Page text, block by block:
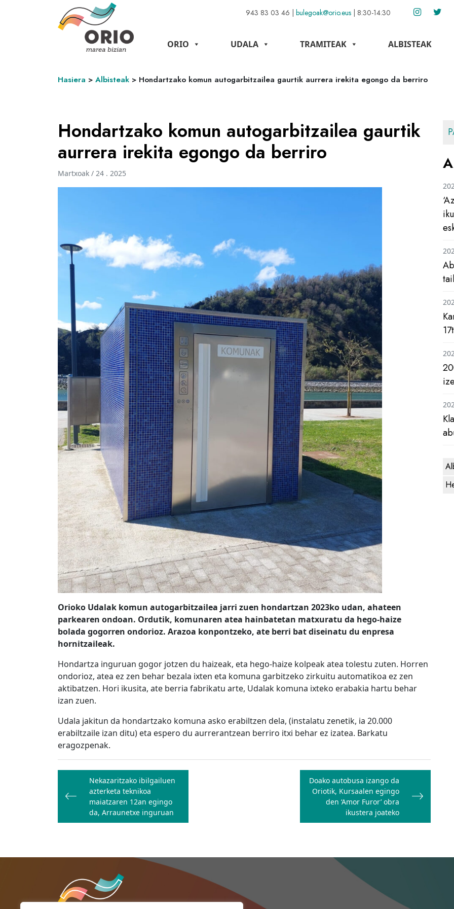
943 83 03 46 | bulegoak@orio.eus | 8:30-14:30
ORIO UDALA TRAMITEAK ALBISTEAK
Hasiera > Albisteak > Hondartzako komun autogarbitzailea gaurtik aurrera irekita egongo da berriro
Hondartzako komun autogarbitzailea gaurtik
aurrera irekita egongo da berriro
Martxoak / 24 . 2025
Orioko Udalak komun autogarbitzailea jarri zuen hondartzan 2023ko udan, ahateen
parkearen ondoan. Ordutik, komunaren atea hainbatetan matxuratu da hego-haize
bolada gogorren ondorioz. Arazoa konpontzeko, ate berri bat diseinatu du enpresa
hornitzaileak.
Hondartza inguruan gogor jotzen du haizeak, eta hego-haize kolpeak atea tolestu zuten. Horren
ondorioz, atea ez zen behar bezala ixten eta komuna garbitzeko zirkuitu automatikoa ez zen
aktibatzen. Hori ikusita, ate berria fabrikatu arte, Udalak komuna ixteko erabakia hartu behar
izan zuen.
Udala jakitun da hondartzako komuna asko erabiltzen dela, (instalatu zenetik, ia 20.000
erabiltzaile izan ditu) eta espero du aurrerantzean berriro itxi behar ez izatea. Barkatu
eragozpenak.
Bidalketetan
zehar
nabigatu
Nekazaritzako ibilgailuen
azterketa teknikoa
maiatzaren 12an egingo
da, Arraunetxe inguruan
Doako autobusa izango da
Oriotik, Kursaalen egingo
den ‘Amor Furor’ obra
ikustera joateko